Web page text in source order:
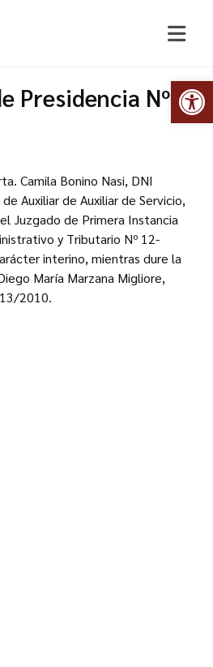
Presidencia Nº
Camila Bonino Nasi, DNI
Auxiliar de Auxiliar de Servicio,
Juzgado de Primera Instancia
y Tributario Nº 12-
interino, mientras dure la
María Marzana Migliore,
2010.